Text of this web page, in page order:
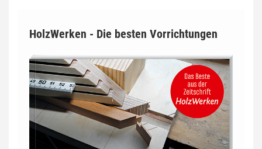
HolzWerken - Die besten Vorrichtungen